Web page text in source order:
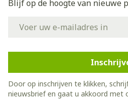
Blijf op de hoogte van nieuwe
Door op inschrijven te klikken,
nieuwsbrief en gaat u akkoord met